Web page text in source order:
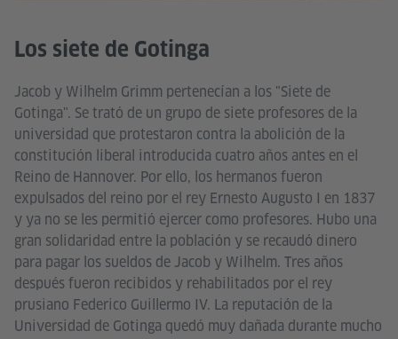
Los siete de Gotinga
Jacob y Wilhelm Grimm pertenecían a los "Siete de
Gotinga". Se trató de un grupo de siete profesores de la
universidad que protestaron contra la abolición de la
constitución liberal introducida cuatro años antes en el
Reino de Hannover. Por ello, los hermanos fueron
expulsados del reino por el rey Ernesto Augusto I en 1837
y ya no se les permitió ejercer como profesores. Hubo una
gran solidaridad entre la población y se recaudó dinero
para pagar los sueldos de Jacob y Wilhelm. Tres años
después fueron recibidos y rehabilitados por el rey
prusiano Federico Guillermo IV. La reputación de la
Universidad de Gotinga quedó muy dañada durante mucho